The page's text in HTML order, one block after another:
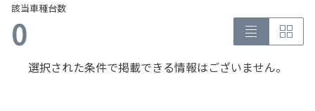
該当車種台数
0
選択された条件で掲載できる情報はございません。